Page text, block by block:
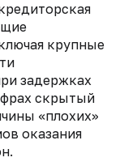
крупные
задержках
скрытый
«плохих»
оказания